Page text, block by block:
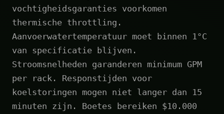
vochtigheidsgaranties voorkomen
thermische throttling.
Aanvoerwatertemperatuur moet binnen 1°C
van specificatie blijven.
Stroomsnelheden garanderen minimum GPM
per rack. Responstijden voor
koelstoringen mogen niet langer dan 15
minuten zijn. Boetes bereiken $10.000